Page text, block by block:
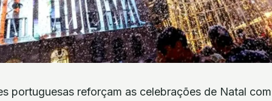
portuguesas reforçam as celebrações de Natal